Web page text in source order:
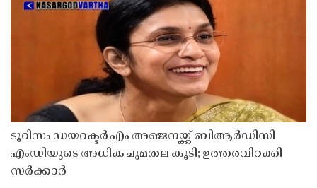
ടൂറിസം ഡയറക്ടർ എം അഞ്ജനയ്ക്ക് ബിആർഡിസി
എംഡിയുടെ അധിക ചുമതല കൂടി; ഉത്തരവിറക്കി
സർക്കാർ